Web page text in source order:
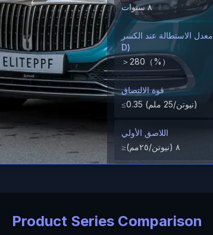
٨ سنوات
معدل الاستطالة عند الكسر (الطلاء الصلب/ M
D)
＞280（%）
قوة الالتصاق
≤0.35 (نيوتن/25 ملم)
اللاصق الأولي
≥٨ (نيوتن/٢٥مم)
Product Series Comparison